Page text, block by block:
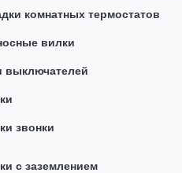
комнатных термостатов
вилки
выключателей
звонки
с заземлением